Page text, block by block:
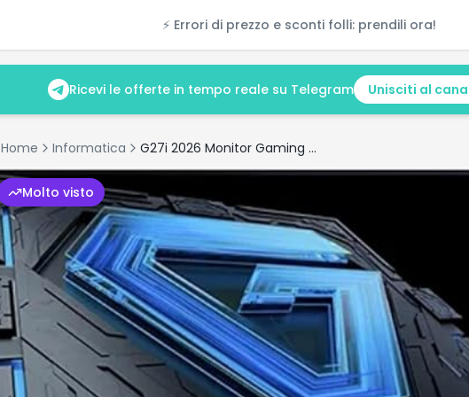
⚡ Errori di prezzo e sconti folli: prendili ora!
Ricevi le offerte in tempo reale su Telegram Unisciti al
Home Informatica G27i 2026 Monitor Gaming 27" 200Hz: recensione e scheda tecnica
Molto visto